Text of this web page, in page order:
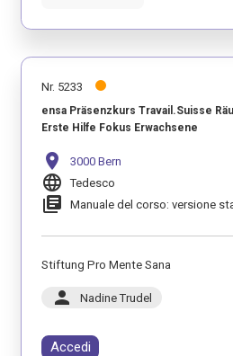
Nr. 5233
ensa Präsenzkurs Travail.Suisse
Erste Hilfe Fokus Erwachsene
location_on 3000 Bern
language Tedesco
library_books Manuale del corso: versione
Stiftung Pro Mente Sana
person Nadine Trudel
Accedi